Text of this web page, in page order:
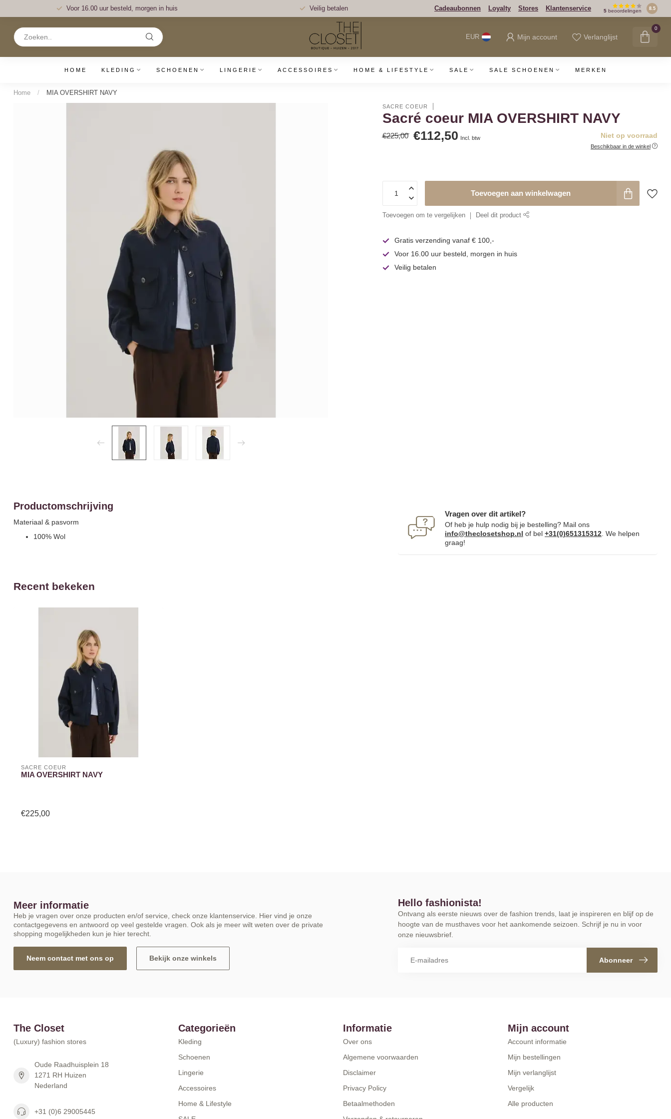
Voor 16.00 uur besteld, morgen in huis Veilig betalen Cadeaubonnen Loyalty Stores Klantenservice 5 beoordelingen 8.5
EUR Mijn account Verlanglijst
0
HOME KLEDING SCHOENEN LINGERIE ACCESSOIRES HOME & LIFESTYLE SALE SALE SCHOENEN MERKEN
Home / MIA OVERSHIRT NAVY
SACRÉ COEUR
Sacré coeur MIA OVERSHIRT NAVY
€225,00 €112,50 Incl. btw Niet op voorraad
Beschikbaar in de winkel
Toevoegen aan winkelwagen
Toevoegen om te vergelijken Deel dit product
Gratis verzending vanaf € 100,-
Voor 16.00 uur besteld, morgen in huis
Veilig betalen
Productomschrijving
Materiaal & pasvorm
100% Wol
Vragen over dit artikel?
Of heb je hulp nodig bij je bestelling? Mail ons
info@theclosetshop.nl of bel +31(0)651315312 . We helpen
graag!
Recent bekeken
SACRÉ COEUR
MIA OVERSHIRT NAVY
€225,00
Meer informatie
Heb je vragen over onze producten en/of service, check onze klantenservice. Hier vind je onze
contactgegevens en antwoord op veel gestelde vragen. Ook als je meer wilt weten over de private
shopping mogelijkheden kun je hier terecht.
Neem contact met ons op Bekijk onze winkels
Hello fashionista!
Ontvang als eerste nieuws over de fashion trends, laat je inspireren en blijf op de
hoogte van de musthaves voor het aankomende seizoen. Schrijf je nu in voor
onze nieuwsbrief.
Abonneer
The Closet
(Luxury) fashion stores
Oude Raadhuisplein 18
1271 RH Huizen
Nederland
+31 (0)6 29005445
Categorieën
Kleding
Schoenen
Lingerie
Accessoires
Home & Lifestyle
Informatie
Over ons
Algemene voorwaarden
Disclaimer
Privacy Policy
Betaalmethoden
Mijn account
Account informatie
Mijn bestellingen
Mijn verlanglijst
Vergelijk
Alle producten